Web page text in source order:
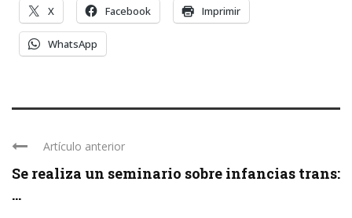
X Facebook Imprimir
WhatsApp
Artículo anterior
Se realiza un seminario sobre infancias trans:
...